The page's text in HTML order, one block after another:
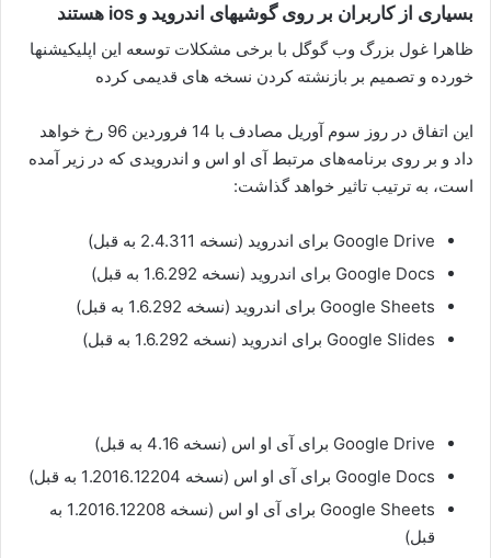
بسیاری از کاربران بر روی گوشیهای اندروید و ios هستند
ظاهرا غول بزرگ وب گوگل با برخی مشکلات توسعه این اپلیکیشنها
خورده و تصمیم بر بازنشته کردن نسخه های قدیمی کرده
این اتفاق در روز سوم آوریل مصادف با 14 فروردین 96 رخ خواهد
داد و بر روی برنامه‌های مرتبط آی او اس و اندرویدی که در زیر آمده
است، به ترتیب تاثیر خواهد گذاشت:
Google Drive برای اندروید (نسخه 2.4.311 به قبل)
Google Docs برای اندروید (نسخه 1.6.292 به قبل)
Google Sheets برای اندروید (نسخه 1.6.292 به قبل)
Google Slides برای اندروید (نسخه 1.6.292 به قبل)
Google Drive برای آی او اس (نسخه 4.16 به قبل)
Google Docs برای آی او اس (نسخه 1.2016.12204 به قبل)
Google Sheets برای آی او اس (نسخه 1.2016.12208 به
قبل)